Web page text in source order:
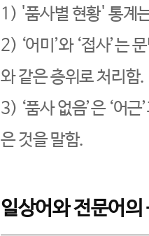
1) '품사별 현황' 통계
2) ‘어미’와 ‘접사’는
와 같은 층위로 처리함.
3) ‘품사 없음’은 ‘어
은 것을 말함.
일상어와 전문어의